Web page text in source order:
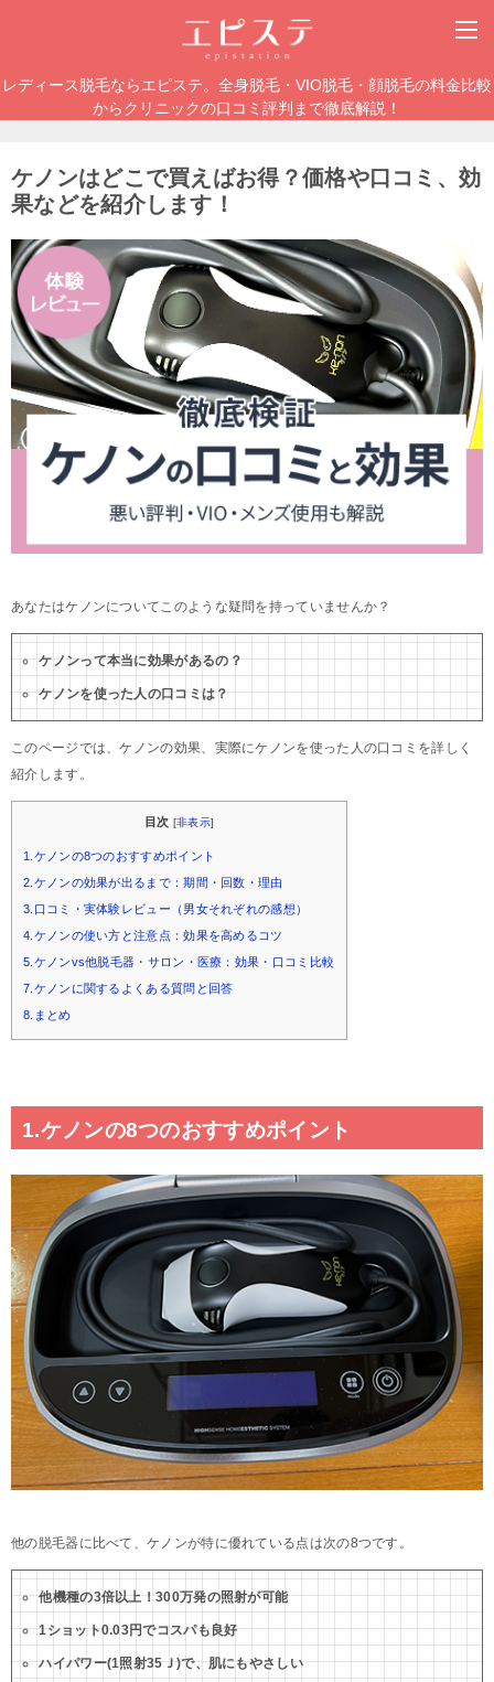
レディース脱毛ならエピステ。全身脱毛・VIO脱毛・顔脱毛の料金比較
からクリニックの口コミ評判まで徹底解説！
ケノンはどこで買えばお得？価格や口コミ、効
果などを紹介します！
あなたはケノンについてこのような疑問を持っていませんか？
ケノンって本当に効果があるの？
ケノンを使った人の口コミは？
このページでは、ケノンの効果、実際にケノンを使った人の口コミを詳しく
紹介します。
目次 [非表示]
1.ケノンの8つのおすすめポイント
2.ケノンの効果が出るまで：期間・回数・理由
3.口コミ・実体験レビュー（男女それぞれの感想）
4.ケノンの使い方と注意点：効果を高めるコツ
5.ケノンvs他脱毛器・サロン・医療：効果・口コミ比較
7.ケノンに関するよくある質問と回答
8.まとめ
1.ケノンの8つのおすすめポイント
他の脱毛器に比べて、ケノンが特に優れている点は次の8つです。
他機種の3倍以上！300万発の照射が可能
1ショット0.03円でコスパも良好
ハイパワー(1照射35Ｊ)で、肌にもやさしい